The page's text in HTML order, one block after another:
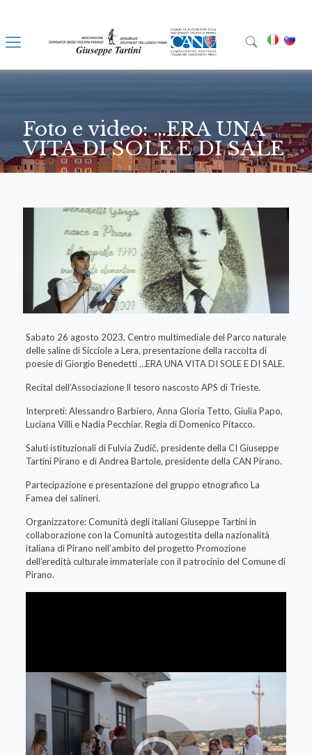
Foto e video: …ERA UNA
VITA DI SOLE E DI SALE
Sabato 26 agosto 2023, Centro multimediale del Parco naturale
delle saline di Sicciole a Lera, presentazione della raccolta di
poesie di Giorgio Benedetti …ERA UNA VITA DI SOLE E DI SALE.
Recital dell’Associazione Il tesoro nascosto APS di Trieste.
Interpreti: Alessandro Barbiero, Anna Gloria Tetto, Giulia Papo,
Luciana Villi e Nadia Pecchiar. Regia di Domenico Pitacco.
Saluti istituzionali di Fulvia Zudič, presidente della CI Giuseppe
Tartini Pirano e di Andrea Bartole, presidente della CAN Pirano.
Partecipazione e presentazione del gruppo etnografico La
Famea dei salineri.
Organizzatore: Comunità degli italiani Giuseppe Tartini in
collaborazione con la Comunità autogestita della nazionalità
italiana di Pirano nell’ambito del progetto Promozione
dell’eredità culturale immateriale con il patrocinio del Comune di
Pirano.